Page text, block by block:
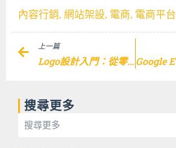
內容行銷, 網站架設, 電商, 電商平台
Prev上一篇
Logo設計入門：從零開始打造獨一無二的品牌識別
搜尋更多
Search